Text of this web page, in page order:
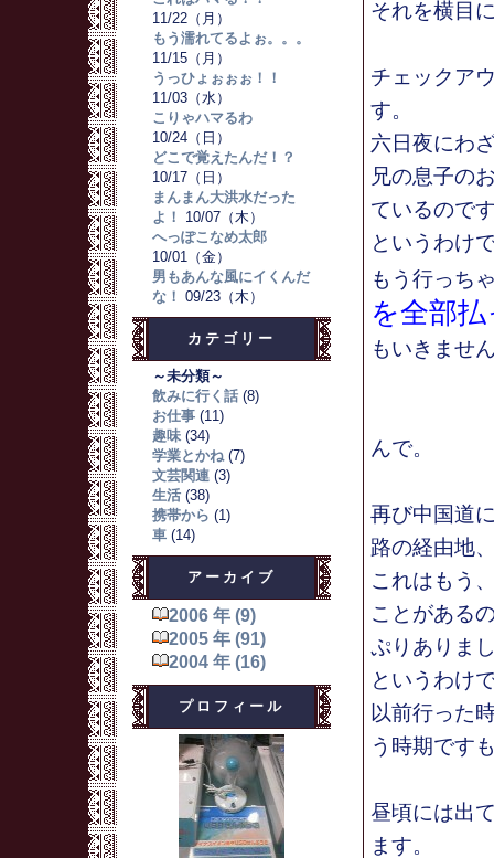
11/22（月）
もう濡れてるよぉ。。。
11/15（月）
うっひょぉぉぉ！！
11/03（水）
こりゃハマるわ
10/24（日）
どこで覚えたんだ！？
10/17（日）
まんまん大洪水だった
よ！
10/07（木）
へっぽこなめ太郎
10/01（金）
男もあんな風にイくんだ
な！ 09/23（木）
カテゴリー
～未分類～
飲みに行く話 (8)
お仕事 (11)
趣味 (34)
学業とかね (7)
文芸関連 (3)
生活 (38)
携帯から (1)
車 (14)
アーカイブ
2006 年 (9)
2005 年 (91)
2004 年 (16)
プロフィール
それを横目
チェックア
す。
六日夜にわ
兄の息子の
ているので
というわけ
もう行っち
を全部
もいきませ
んで。
再び中国道
路の経由地
これはもう
ことがある
ぷりありま
というわけ
以前行った
う時期です
昼頃には出
ます。